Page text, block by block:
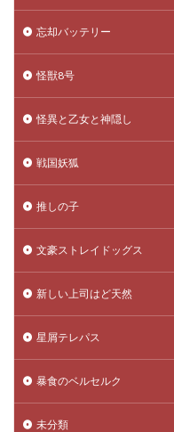
忘却バッテリー
怪獣8号
怪異と乙女と神隠し
戦国妖狐
推しの子
文豪ストレイドッグス
新しい上司はど天然
星屑テレパス
暴食のベルセルク
未分類